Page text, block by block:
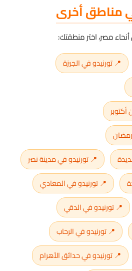
مناطق أخرى
مصر، اختر منطقتك:
📍 تورنيدو في الجيزة
📍 تورنيدو في مدينة نصر
📍 تورنيدو في المعادي
📍 تورنيدو في الدقي
📍 تورنيدو في الرحاب
📍 تورنيدو في حدائق الأهرام